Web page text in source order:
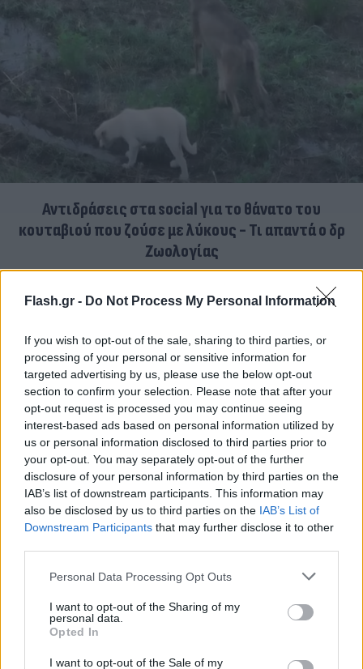
Flash.gr - Do Not Process My Personal Information
If you wish to opt-out of the sale, sharing to third parties, or
processing of your personal or sensitive information for
targeted advertising by us, please use the below opt-out
section to confirm your selection. Please note that after your
opt-out request is processed you may continue seeing
interest-based ads based on personal information utilized by
us or personal information disclosed to third parties prior to
your opt-out. You may separately opt-out of the further
disclosure of your personal information by third parties on the
IAB’s list of downstream participants. This information may
also be disclosed by us to third parties on the IAB’s List of
Downstream Participants that may further disclose it to other
Please note that this website/app uses one or more Google
not limited to your visit or usage behaviour. You may click to
grant or deny consent to Google and its third-party tags to
use your data for below specified purposes in below Google
consent section.
Personal Data Processing Opt Outs
I want to opt-out of the Sharing of my
personal data.
Opted In
I want to opt-out of the Sale of my
Αντιδράσεις στα social για το θάνατο του
κουταβιού που ζούσε με λύκους - Τι απαντά ο δρ
Ζωολογίας